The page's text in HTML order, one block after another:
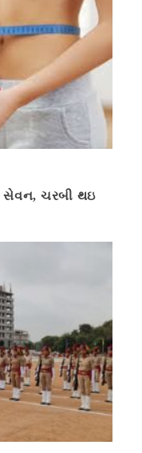
સેવન, ચરબી થઇ